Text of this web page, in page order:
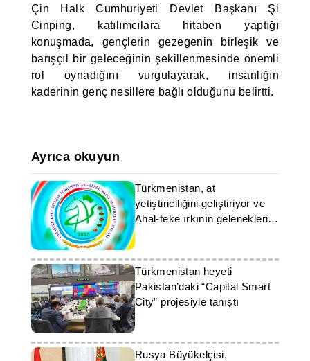
Çin Halk Cumhuriyeti Devlet Başkanı Şi
Cinping, katılımcılara hitaben yaptığı
konuşmada, gençlerin gezegenin birleşik ve
barışçıl bir geleceğinin şekillenmesinde önemli
rol oynadığını vurgulayarak, insanlığın
kaderinin genç nesillere bağlı olduğunu belirtti.
Ayrıca okuyun
Türkmenistan, at
yetiştiriciliğini geliştiriyor ve
Ahal-teke ırkının geleneklerini
yaşatıyor
Türkmenistan heyeti
Pakistan’daki “Capital Smart
City” projesiyle tanıştı
Rusya Büyükelçisi,